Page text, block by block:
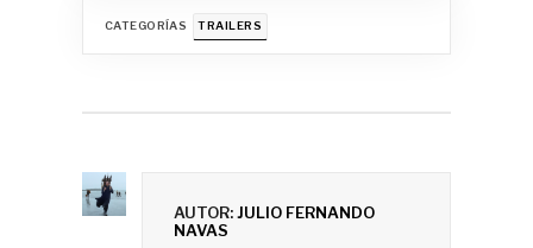
CATEGORÍAS TRAILERS
AUTOR:JULIO FERNANDO
NAVAS